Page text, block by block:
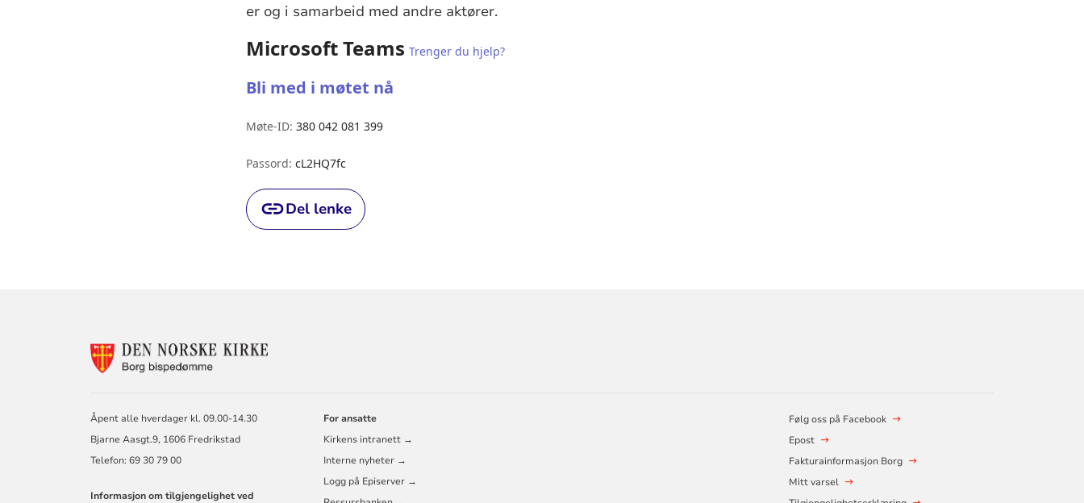
er og i samarbeid med andre aktører.
Microsoft Teams Trenger du hjelp?
Bli med i møtet nå
Møte-ID: 380 042 081 399
Passord: cL2HQ7fc
Del lenke
KONTAKTINFORMASJON
BISPEDØMMERÅD
Åpent alle hverdager kl. 09.00-14.30
Bjarne Aasgt.9, 1606 Fredrikstad
Telefon: 69 30 79 00
Informasjon om tilgjengelighet ved
For ansatte
Kirkens intranett →
Interne nyheter →
Logg på Episerver →
Følg oss på Facebook
Epost
Fakturainformasjon Borg
Mitt varsel